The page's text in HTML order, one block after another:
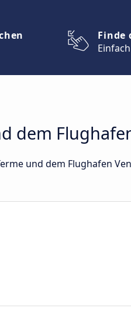
Finde
dem
und dem Flughafen